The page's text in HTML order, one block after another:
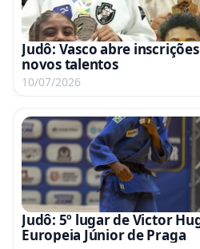
Judô: Vasco abre
novos talentos
10/07/2026
Judô: 5º lugar de Victor
Europeia Júnior de Praga